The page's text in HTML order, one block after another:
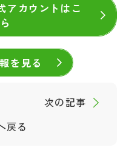
カウントはこ
を見る
戻る
次の記事